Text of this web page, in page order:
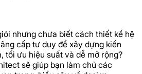
nhưng chưa biết cách thiết kế hệ
cấp tư duy để xây dựng kiến
tối ưu hiệu suất và dễ mở rộng?
sẽ giúp bạn làm chủ các